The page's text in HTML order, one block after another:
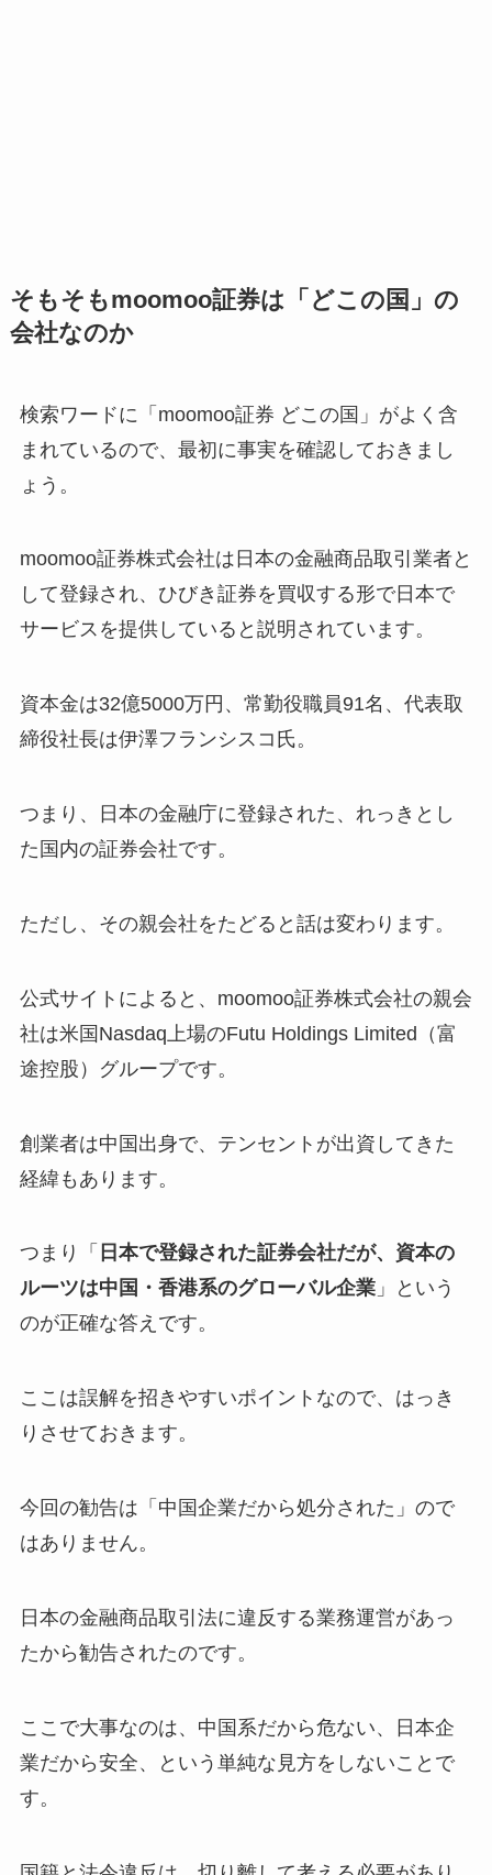
そもそもmoomoo証券は「どこの国」の
会社なのか
検索ワードに「moomoo証券 どこの国」がよく含
まれているので、最初に事実を確認しておきまし
ょう。
moomoo証券株式会社は日本の金融商品取引業者と
して登録され、ひびき証券を買収する形で日本で
サービスを提供していると説明されています。
資本金は32億5000万円、常勤役職員91名、代表取
締役社長は伊澤フランシスコ氏。
つまり、日本の金融庁に登録された、れっきとし
た国内の証券会社です。
ただし、その親会社をたどると話は変わります。
公式サイトによると、moomoo証券株式会社の親会
社は米国Nasdaq上場のFutu Holdings Limited（富
途控股）グループです。
創業者は中国出身で、テンセントが出資してきた
経緯もあります。
つまり「 日本で登録された証券会社だが、資本の
ルーツは中国・香港系のグローバル企業」という
のが正確な答えです。
ここは誤解を招きやすいポイントなので、はっき
りさせておきます。
今回の勧告は「中国企業だから処分された」ので
はありません。
日本の金融商品取引法に違反する業務運営があっ
たから勧告されたのです。
ここで大事なのは、中国系だから危ない、日本企
業だから安全、という単純な見方をしないことで
す。